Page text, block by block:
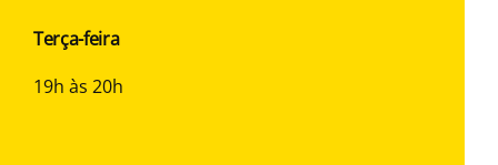
Terça-feira
19h às 20h